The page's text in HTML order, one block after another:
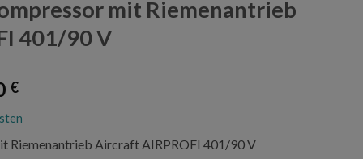
mit Riemenantrieb
401/90 V
€
€Aktueller
ist:
1.149,00 €.
Riemenantrieb Aircraft AIRPROFI 401/90 V